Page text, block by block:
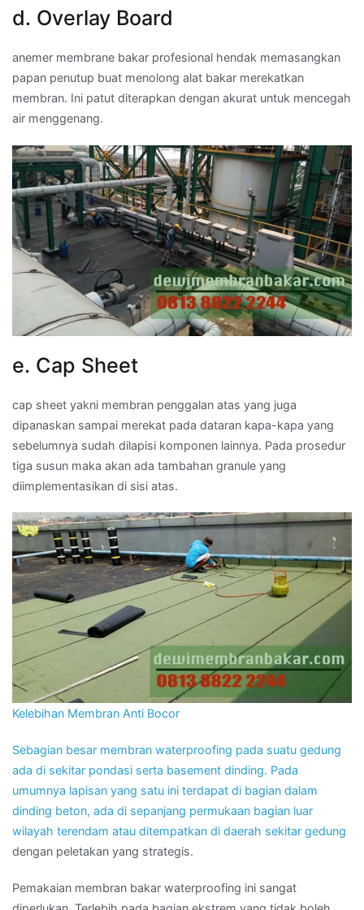
d. Overlay Board
anemer membrane bakar profesional hendak memasangkan
papan penutup buat menolong alat bakar merekatkan
membran. Ini patut diterapkan dengan akurat untuk mencegah
air menggenang.
e. Cap Sheet
cap sheet yakni membran penggalan atas yang juga
dipanaskan sampai merekat pada dataran kapa-kapa yang
sebelumnya sudah dilapisi komponen lainnya. Pada prosedur
tiga susun maka akan ada tambahan granule yang
diimplementasikan di sisi atas.
Kelebihan Membran Anti Bocor
Sebagian besar membran waterproofing pada suatu gedung
ada di sekitar pondasi serta basement dinding. Pada
umumnya lapisan yang satu ini terdapat di bagian dalam
dinding beton, ada di sepanjang permukaan bagian luar
wilayah terendam atau ditempatkan di daerah sekitar gedung
dengan peletakan yang strategis.
Pemakaian membran bakar waterproofing ini sangat